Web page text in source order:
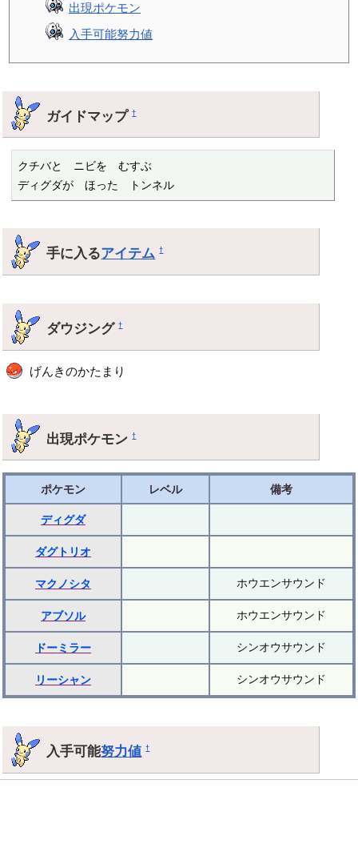
出現ポケモン
入手可能努力値
ガイドマップ†
クチバと　ニビを　むすぶ
ディグダが　ほった　トンネル
手に入るアイテム †
ダウジング†
げんきのかたまり
出現ポケモン†
ポケモン レベル 備考
ディグダ
ダグトリオ
マクノシタ ホウエンサウンド
アブソル ホウエンサウンド
ドーミラー シンオウサウンド
リーシャン シンオウサウンド
入手可能努力値 †